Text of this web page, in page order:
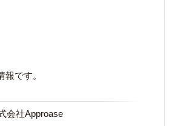
報です。
会社Approase